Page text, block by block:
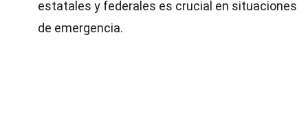
estatales y federales es crucial en situaciones
de emergencia.